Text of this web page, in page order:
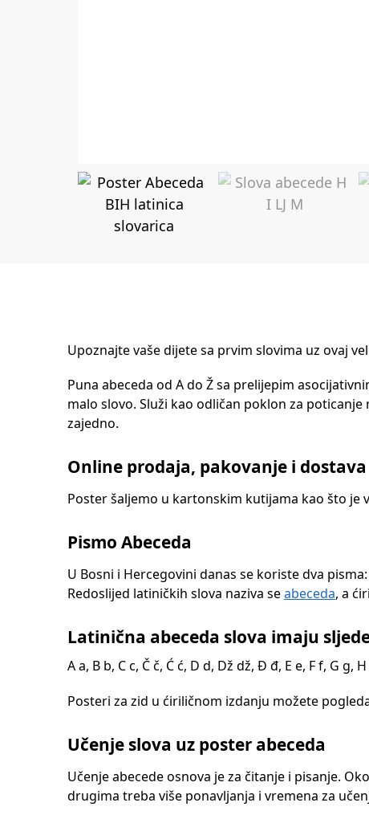
Upoznajte vaše dijete sa prvim slovima uz ovaj
Puna abeceda od A do Ž sa prelijepim
malo slovo. Služi kao odličan poklon za
zajedno.
Online prodaja, pakovanje i dostava
Poster šaljemo u kartonskim kutijama kao što
Pismo Abeceda
U Bosni i Hercegovini danas se koriste dva
Redoslijed latiničkih slova naziva seabeceda, a
Latinična abeceda slova imaju
A a, B b, C c, Č č, Ć ć, D d, Dž dž, Đ đ, E e, F f, G g,
Posteri za zid u ćiriličnom izdanju možete
Učenje slova uz poster abeceda
Učenje abecede osnova je za čitanje i pisanje.
drugima treba više ponavljanja i vremena za